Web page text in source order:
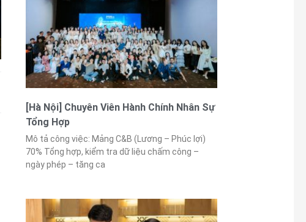
[Hà Nội] Chuyên Viên Hành Chính Nhân Sự
Tổng Hợp
Mô tả công việc: Mảng C&B (Lương – Phúc lợi)
70% Tổng hợp, kiểm tra dữ liệu chấm công –
ngày phép – tăng ca